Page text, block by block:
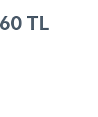
TL